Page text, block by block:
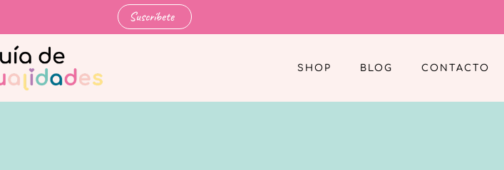
Suscríbete
SHOP BLOG CONTACTO